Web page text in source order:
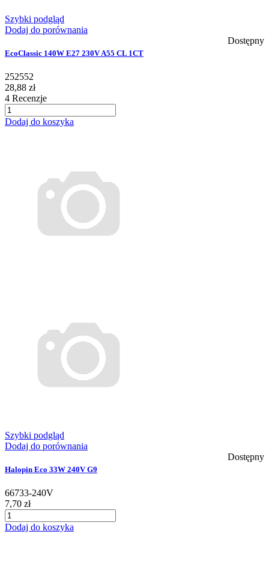
Szybki podgląd
Dodaj do porównania
Dostępny
EcoClassic 140W E27 230V A55 CL 1CT
252552
28,88 zł
4 Recenzje
Dodaj do koszyka
Szybki podgląd
Dodaj do porównania
Dostępny
Halopin Eco 33W 240V G9
66733-240V
7,70 zł
Dodaj do koszyka